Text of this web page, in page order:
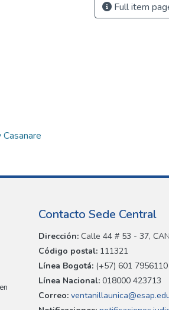
Full item
Contacto Sede Central
Dirección: Calle 44 # 53 - 37,
Código postal: 111321
Línea Bogotá: (+57) 601 7956110
Línea Nacional: 018000 423713
Correo: